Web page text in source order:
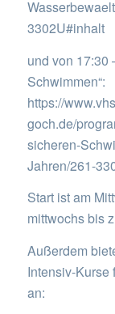
3302U#inhalt
und von 17:30
Schwimmen“:
https://
goch.de/
sicheren-
Jahren/261-
Start ist am
mittwochs bis
Außerdem
Intensiv-Kurse
an: